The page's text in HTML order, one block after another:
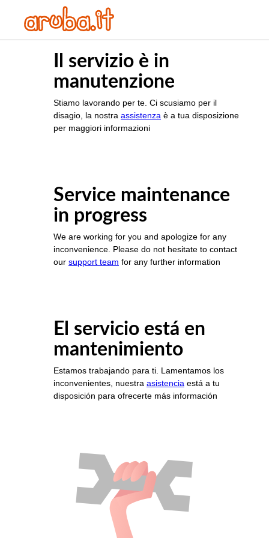
Il servizio è in
manutenzione
Stiamo lavorando per te. Ci scusiamo per il
disagio, la nostra assistenza è a tua disposizione
per maggiori informazioni
Service maintenance
in progress
We are working for you and apologize for any
inconvenience. Please do not hesitate to contact
our support team for any further information
El servicio está en
mantenimiento
Estamos trabajando para ti. Lamentamos los
inconvenientes, nuestra asistencia está a tu
disposición para ofrecerte más información